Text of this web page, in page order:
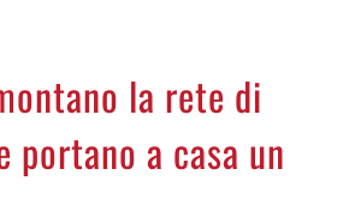
LA PIAZZA
ANIMALI
la rete di
portano a casa un